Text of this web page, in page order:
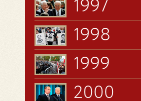
1997
1998
1999
2000